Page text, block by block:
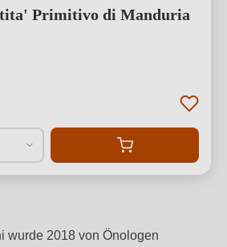
Primitivo di Manduria
wurde 2018 von Önologen